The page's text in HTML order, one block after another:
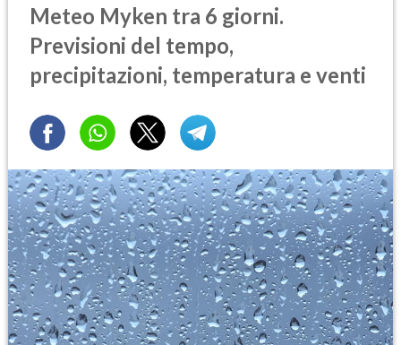
Meteo Myken tra 6 giorni.
Previsioni del tempo,
precipitazioni, temperatura e venti